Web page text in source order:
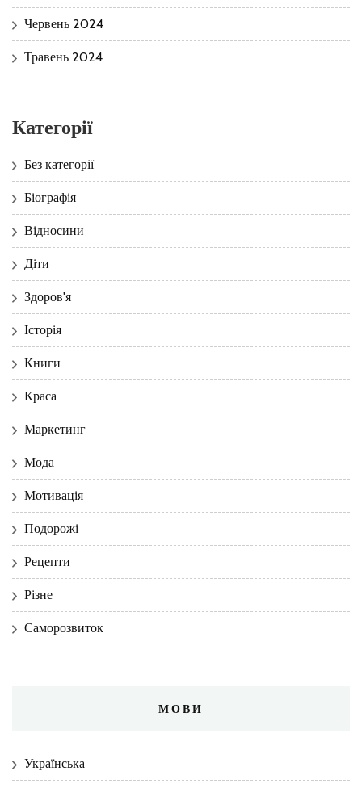
Червень 2024
Травень 2024
Категорії
Без категорії
Біографія
Відносини
Діти
Здоров'я
Історія
Книги
Краса
Маркетинг
Мода
Мотивація
Подорожі
Рецепти
Різне
Саморозвиток
МОВИ
Українська